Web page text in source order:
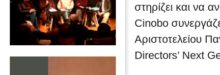
στηρίζει και να
Cinobo
Αριστοτελείου
Directors’ Next